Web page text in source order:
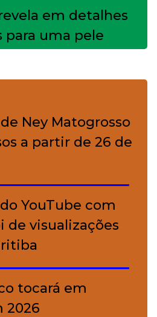
em detalhes
para uma pele
e ráfia: o
que
luxo
trás da skincare: a
ativo
Ney Matogrosso
a partir de 26 de
YouTube com
de visualizações
tocará em
2026